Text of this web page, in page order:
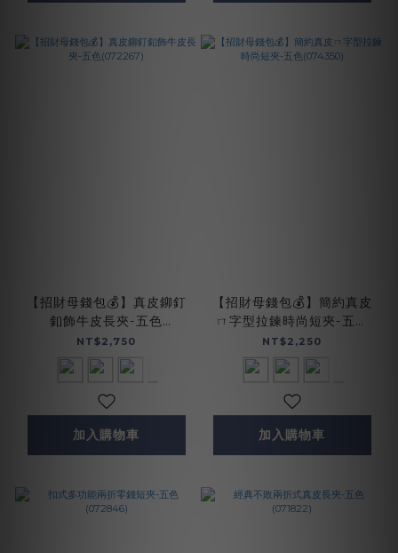
【招財母錢包💰】真皮鉚釘
釦飾牛皮長夾-五色
(072267)
NT$2,750
加入購物車
【招財母錢包💰】簡約真皮
ㄇ字型拉鍊時尚短夾-五色
(074350)
NT$2,250
加入購物車